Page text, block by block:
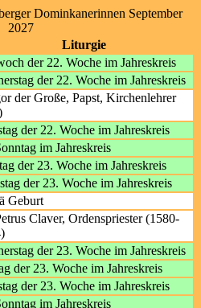
Dominkanerinnen September
2027
Liturgie
der 22. Woche im Jahreskreis
der 22. Woche im Jahreskreis
der Große, Papst, Kirchenlehrer
der 22. Woche im Jahreskreis
im Jahreskreis
der 23. Woche im Jahreskreis
der 23. Woche im Jahreskreis
Geburt
Claver, Ordenspriester (1580-
der 23. Woche im Jahreskreis
der 23. Woche im Jahreskreis
der 23. Woche im Jahreskreis
im Jahreskreis